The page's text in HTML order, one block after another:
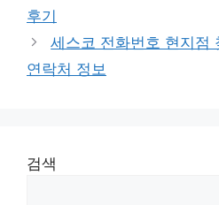
후기
세스코 전화번호 현지점
연락처 정보
검색